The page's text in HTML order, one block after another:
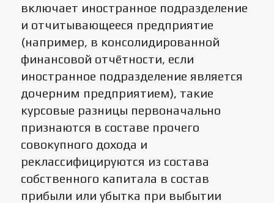
включает иностранное подразделение
и отчитывающееся предприятие
(например, в консолидированной
финансовой отчётности, если
иностранное подразделение является
дочерним предприятием), такие
курсовые разницы первоначально
признаются в составе прочего
совокупного дохода и
реклассифицируются из состава
собственного капитала в состав
прибыли или убытка при выбытии